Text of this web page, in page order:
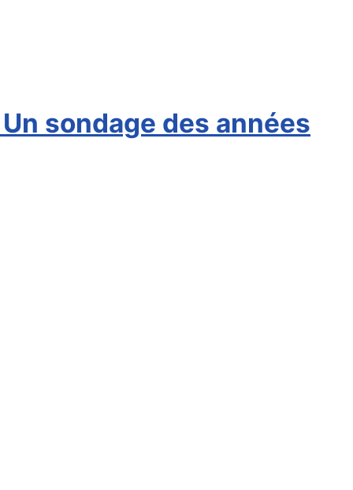
sondage des années